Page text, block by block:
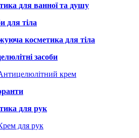
для ванної та душу
для тіла
косметика для тіла
засоби
крем
для рук
для рук